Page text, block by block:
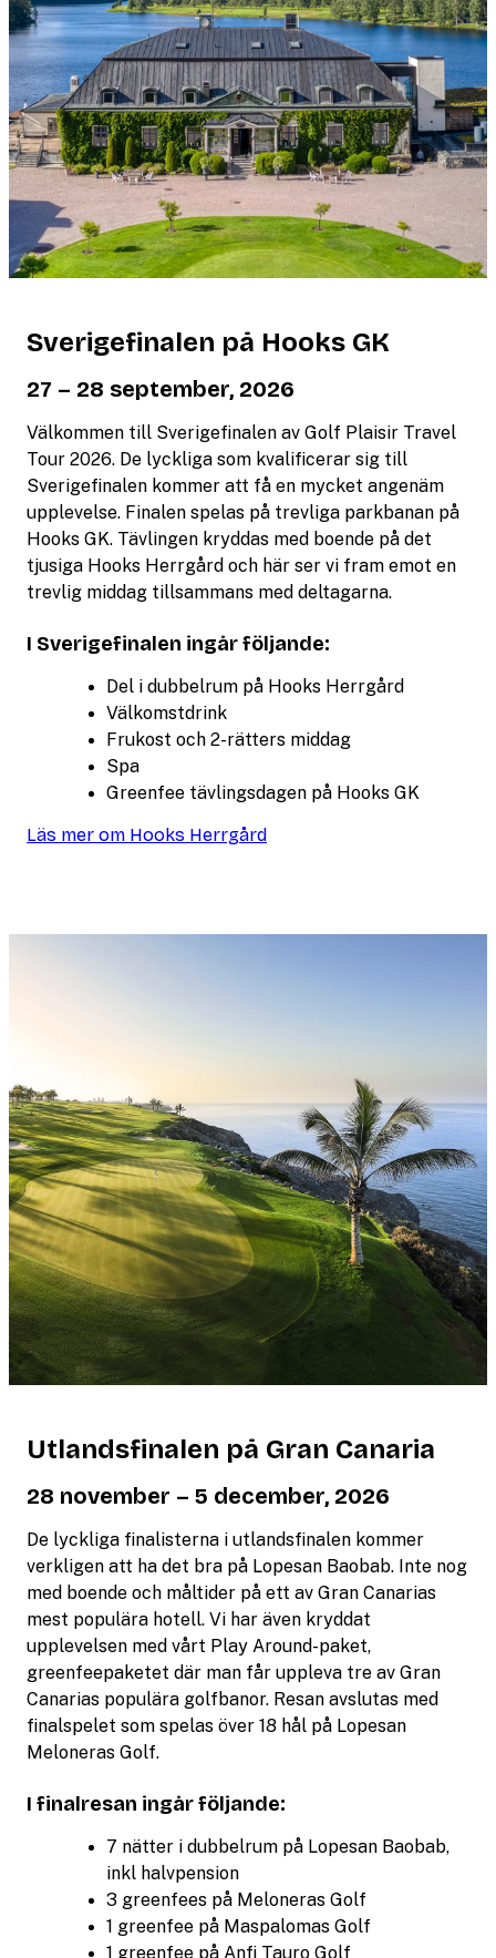
Sverigefinalen på Hooks GK
27 – 28 september, 2026
Välkommen till Sverigefinalen av Golf Plaisir Travel
Tour 2026. De lyckliga som kvalificerar sig till
Sverigefinalen kommer att få en mycket angenäm
upplevelse. Finalen spelas på trevliga parkbanan på
Hooks GK. Tävlingen kryddas med boende på det
tjusiga Hooks Herrgård och här ser vi fram emot en
trevlig middag tillsammans med deltagarna.
I Sverigefinalen ingår följande:
Del i dubbelrum på Hooks Herrgård
Välkomstdrink
Frukost och 2-rätters middag
Spa
Greenfee tävlingsdagen på Hooks GK
Läs mer om Hooks Herrgård
Utlandsfinalen på Gran Canaria
28 november – 5 december, 2026
De lyckliga finalisterna i utlandsfinalen kommer
verkligen att ha det bra på Lopesan Baobab. Inte nog
med boende och måltider på ett av Gran Canarias
mest populära hotell. Vi har även kryddat
upplevelsen med vårt Play Around-paket,
greenfeepaketet där man får uppleva tre av Gran
Canarias populära golfbanor. Resan avslutas med
finalspelet som spelas över 18 hål på Lopesan
Meloneras Golf.
I finalresan ingår följande:
7 nätter i dubbelrum på Lopesan Baobab,
inkl halvpension
3 greenfees på Meloneras Golf
1 greenfee på Maspalomas Golf
1 greenfee på Anfi Tauro Golf